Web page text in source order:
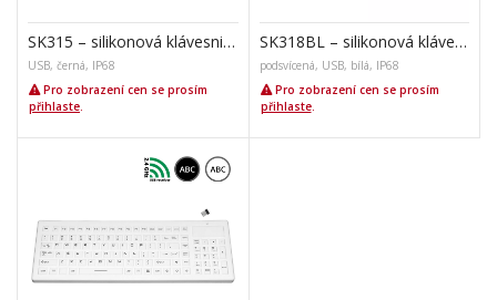
SK315 – silikonová klávesnice s touchpadem
USB, černá, IP68
Pro zobrazení cen se prosím
přihlaste
SK318BL – silikonová klávesnice s touchpadem, CZ
podsvícená, USB, bílá, IP68
Pro zobrazení cen se prosím
přihlaste.